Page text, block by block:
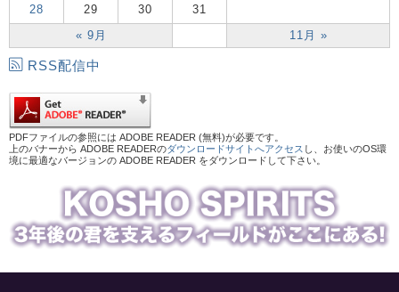
« 9月 11月 »
28 29 30 31
RSS配信中
PDFファイルの参照には ADOBE READER (無料)が必要です。
上のバナーから ADOBE READERのダウンロードサイトへアクセス し、お使いのOS環
境に最適なバージョンの ADOBE READER をダウンロードして下さい。